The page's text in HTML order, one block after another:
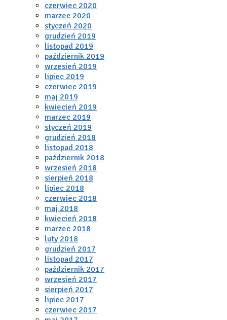
czerwiec 2020
marzec 2020
styczeń 2020
grudzień 2019
listopad 2019
październik 2019
wrzesień 2019
lipiec 2019
czerwiec 2019
maj 2019
kwiecień 2019
marzec 2019
styczeń 2019
grudzień 2018
listopad 2018
październik 2018
wrzesień 2018
sierpień 2018
lipiec 2018
czerwiec 2018
maj 2018
kwiecień 2018
marzec 2018
luty 2018
grudzień 2017
listopad 2017
październik 2017
wrzesień 2017
sierpień 2017
lipiec 2017
czerwiec 2017